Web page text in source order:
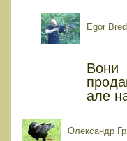
Egor
але
Олександр